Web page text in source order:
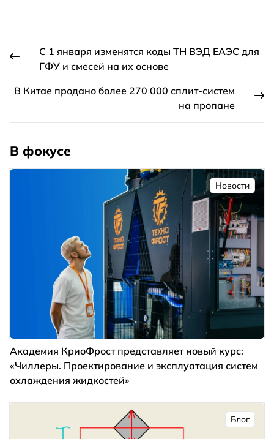
C 1 января изменятся коды ТН ВЭД ЕАЭС для
ГФУ и смесей на их основе
В Китае продано более 270 000 сплит-систем
на пропане
В фокусе
Новости
Академия КриоФрост представляет новый курс:
«Чиллеры. Проектирование и эксплуатация систем
охлаждения жидкостей»
Блог